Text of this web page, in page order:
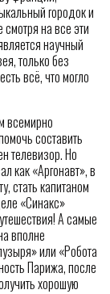
городок и
на все эти
научный
только без
всё, что могло
всемирно
составить
телевизор. Но
как «Аргонавт», в
стать капитаном
«Синакс»
А самые
вполне
или «Робота
Парижа, после
хорошую